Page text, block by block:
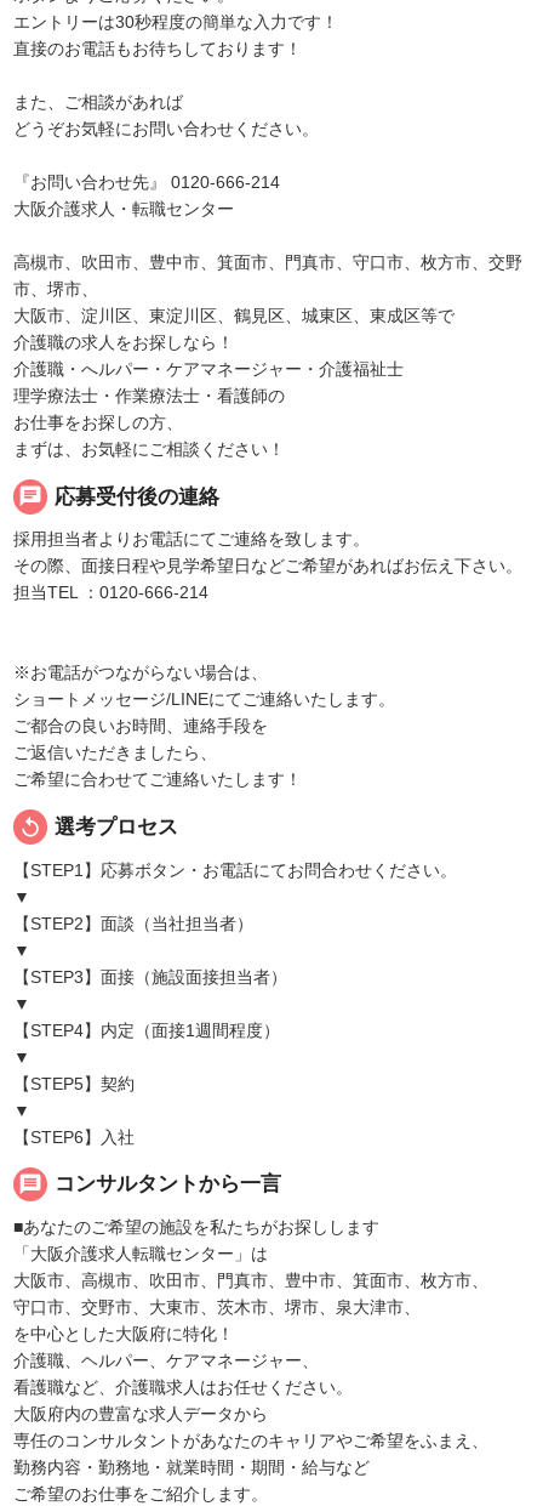
エントリーは30秒程度の簡単な入力です！
直接のお電話もお待ちしております！
また、ご相談があれば
どうぞお気軽にお問い合わせください。
『お問い合わせ先』 0120-666-214
大阪介護求人・転職センター
高槻市、吹田市、豊中市、箕面市、門真市、守口市、枚方市、交野
市、堺市、
大阪市、淀川区、東淀川区、鶴見区、城東区、東成区等で
介護職の求人をお探しなら！
介護職・へルパー・ケアマネージャー・介護福祉士
理学療法士・作業療法士・看護師の
お仕事をお探しの方、
まずは、お気軽にご相談ください！
chat 応募受付後の連絡
採用担当者よりお電話にてご連絡を致します。
その際、面接日程や見学希望日などご希望があればお伝え下さい。
担当TEL ：0120-666-214
※お電話がつながらない場合は、
ショートメッセージ/LINEにてご連絡いたします。
ご都合の良いお時間、連絡手段を
ご返信いただきましたら、
ご希望に合わせてご連絡いたします！
replay 選考プロセス
【STEP1】応募ボタン・お電話にてお問合わせください。
▼
【STEP2】面談（当社担当者）
▼
【STEP3】面接（施設面接担当者）
▼
【STEP4】内定（面接1週間程度）
▼
【STEP5】契約
▼
【STEP6】入社
message コンサルタントから一言
■あなたのご希望の施設を私たちがお探しします
「大阪介護求人転職センター」は
大阪市、高槻市、吹田市、門真市、豊中市、箕面市、枚方市、
守口市、交野市、大東市、茨木市、堺市、泉大津市、
を中心とした大阪府に特化！
介護職、ヘルパー、ケアマネージャー、
看護職など、介護職求人はお任せください。
大阪府内の豊富な求人データから
専任のコンサルタントがあなたのキャリアやご希望をふまえ、
勤務内容・勤務地・就業時間・期間・給与など
ご希望のお仕事をご紹介します。